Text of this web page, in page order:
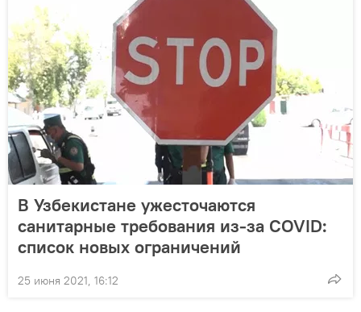
В Узбекистане ужесточаются
санитарные требования из-за COVID:
список новых ограничений
25 июня 2021, 16:12